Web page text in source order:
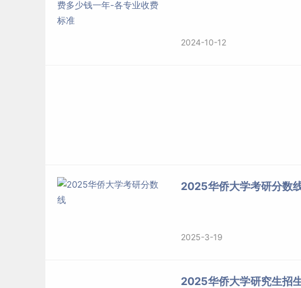
2024-10-12
2025华侨大学考研分数
2025-3-19
2025华侨大学研究生招